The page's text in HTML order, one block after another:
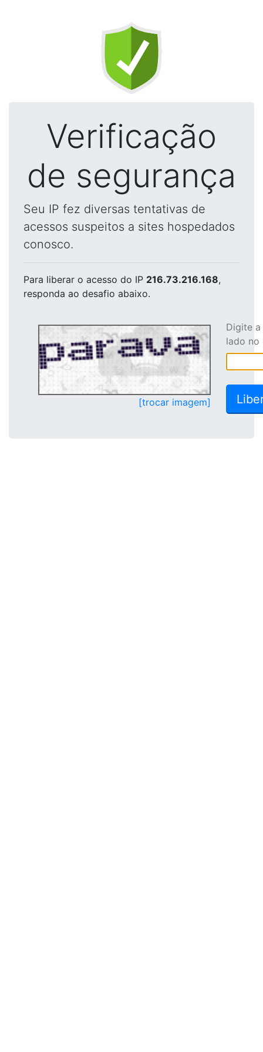
Verificação
de segurança
Seu IP fez diversas tentativas de
acessos suspeitos a sites hospedados
conosco.
Para liberar o acesso do IP 216.73.216.168,
responda ao desafio abaixo.
[trocar imagem]
Digite
lado no